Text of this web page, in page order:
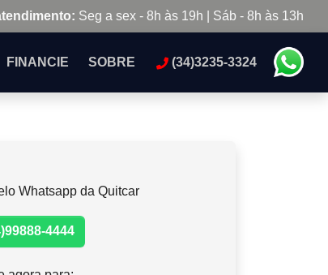
Seg a sex - 8h às 19h | Sáb - 8h às 13h
FINANCIE SOBRE (34)3235-3324
Whatsapp da Quitcar
4444